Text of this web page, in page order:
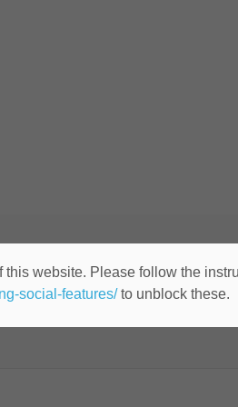
(ID:
website. Please follow the
social-features/to unblock these.